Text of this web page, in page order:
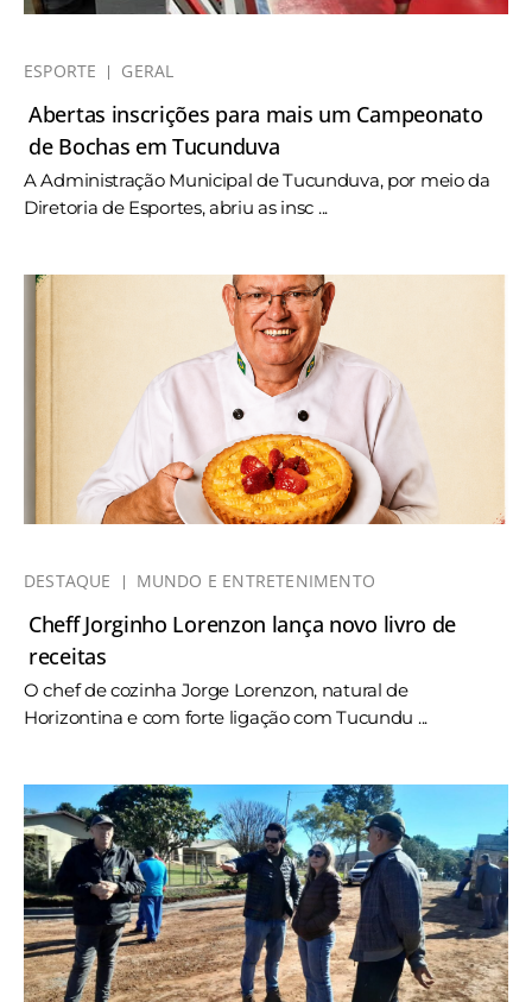
ESPORTE GERAL
Abertas inscrições para mais um Campeonato
de Bochas em Tucunduva
A Administração Municipal de Tucunduva, por meio da
Diretoria de Esportes, abriu as insc ...
DESTAQUE MUNDO E ENTRETENIMENTO
Cheff Jorginho Lorenzon lança novo livro de
receitas
O chef de cozinha Jorge Lorenzon, natural de
Horizontina e com forte ligação com Tucundu ...